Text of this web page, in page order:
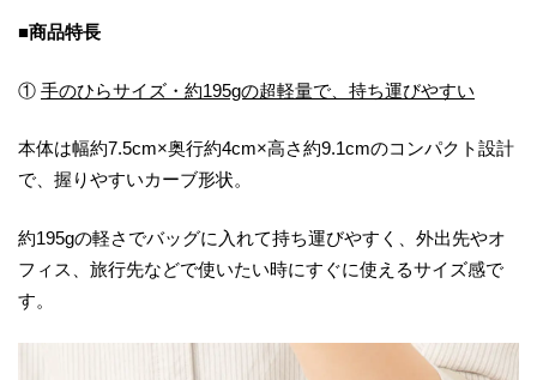
■商品特長
① 手のひらサイズ・約195gの超軽量で、持ち運びやすい
本体は幅約7.5cm×奥行約4cm×高さ約9.1cmのコンパクト設計
で、握りやすいカーブ形状。
約195gの軽さでバッグに入れて持ち運びやすく、外出先やオ
フィス、旅行先などで使いたい時にすぐに使えるサイズ感で
す。